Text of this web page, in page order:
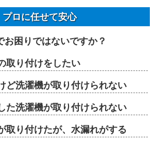
プロに任せて安心
お困りではないですか？
取り付けをしたい
ど洗濯機が取り付けられない
た洗濯機が取り付けられない
取り付けたが、水漏れがする